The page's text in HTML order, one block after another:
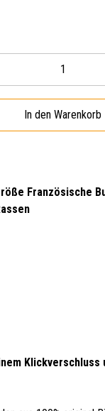
den
In den Warenkorb
Französische
Klickverschluss